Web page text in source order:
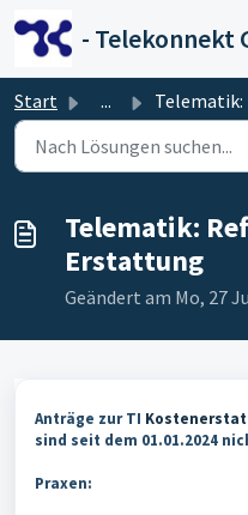
- Telekonnekt
Start ... Telematik:
Telematik:
Erstattung
Geändert am Mo, 27
Anträge zur TI
sind seit dem 01.01.2024
Praxen: